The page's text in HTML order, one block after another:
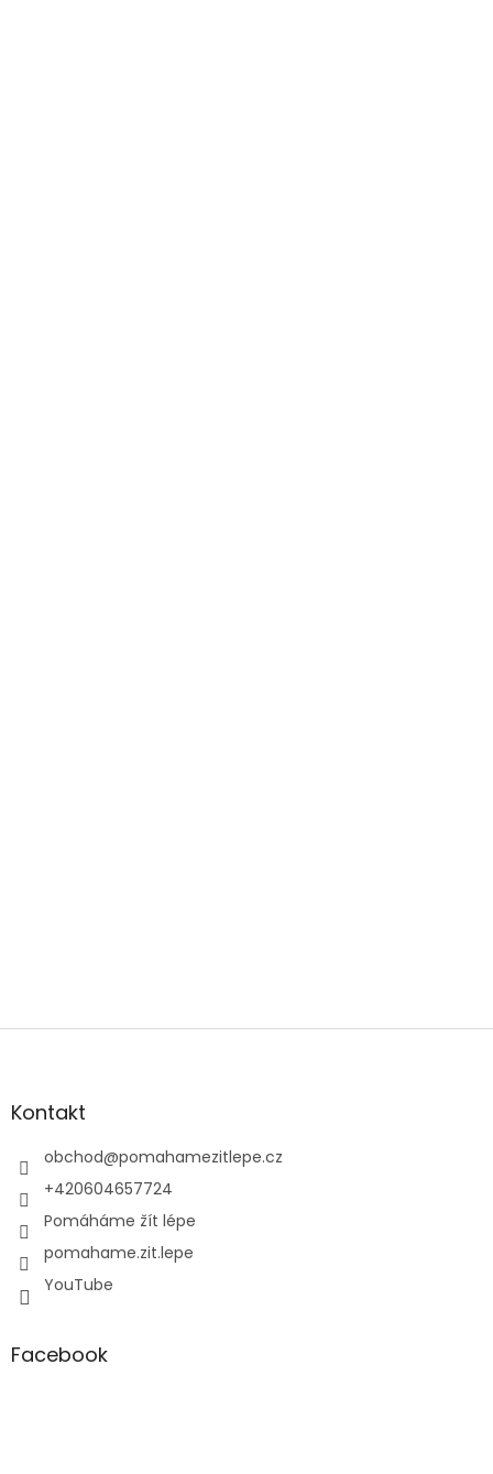
Z
aKontakt
obchod@pomahamezitlepe.cz
+420604657724
Pomáháme žít lépe
pomahame.zit.lepe
YouTube
Facebook